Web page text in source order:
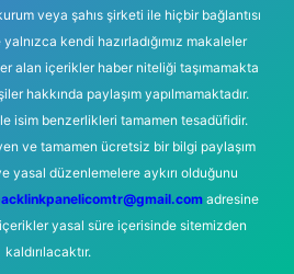
veya şahıs şirketi ile hiçbir bağlantısı
kendi hazırladığımız makaleler
alan içerikler haber niteliği taşımamakta
hakkında paylaşım yapılmamaktadır.
isim benzerlikleri tamamen tesadüfidir.
ve tamamen ücretsiz bir bilgi paylaşım
yasal düzenlemelere aykırı olduğunu
adresine
yasal süre içerisinde sitemizden
kaldırılacaktır.